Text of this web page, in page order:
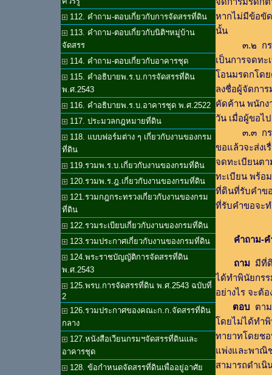
112. คำถาม-ตอบเกี่ยวกับการจัดสรรที่ดิน
113. คำถาม-ตอบเกี่ยวกับนิติฯหมู่บ้าน
จัดสรร
114. คำถาม-ตอบเกี่ยวกับอาคารชุด
115. คำอธิบายพ.ร.บ.การจัดสรรที่ดิน
พ.ศ.2543
116. คำอธิบายพ.ร.บ.อาคารชุด พ.ศ.2522
117. ประมวลกฎหมายที่ดิน
118. แบบฟอร์มต่าง ๆ เกี่ยวกับงานของกรม
ที่ดิน
119.รวมพ.ร.บ.เกี่ยวกับงานของกรมที่ดิน
120.รวมพ.ร.ฎ.เกี่ยวกับงานของกรมที่ดิน
121.รวมกฎกระทรวงเกี่ยวกับงานของกรม
ที่ดิน
122.รวมระเบียบเกี่ยวกับงานของกรมที่ดิน
123.รวมประกาศเกี่ยวกับงานของกรมที่ดิน
124.พระราชบัญญัติการจัดสรรที่ดิน
พ.ศ.2543
125.พรบ.การจัดสรรที่ดิน พ.ศ.2543 ฉบับที่
2
126.รวมประกาศของคณะก.ก.จัดสรรที่ดิน
กลาง
127.หนังสือเวียนกรมฯจัดสรรที่ดินและ
อาคารชุด
128. ข้อกำหนดจัดสรรที่ดินเพื่ออยู่อาศัย
หากไม่มีข้อขัด
นั้น
๓.๒ กรณียื่
เป็นการจดท
โอนมรดกโด
ลงชื่อผู้จัดกา
คัดค้าน พนักง
วัน เมื่อผู้ขอไ
๓.๓ กรณียื่น
ขอแล้วจะส่งเ
จดทะเบียนต
ทะเบียน พร้อ
ที่ดินที่รับคำข
ที่รับคำขอจะ
คำถาม-
ถาม มีที่
ได้ทำพินัยกร
อย่างไร จะต้
ตอบ ตา
โดยไม่ได้ทำ
ทายาทโดยช
แพ่งและพาณิ
สามารถดำเนิ